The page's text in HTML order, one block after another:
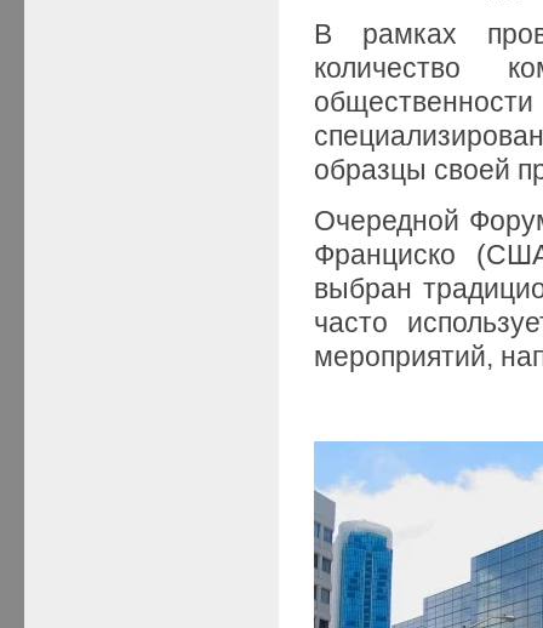
В рамках
количество
образцы своей
Очередной
Франциско
выбран
часто
мероприятий,